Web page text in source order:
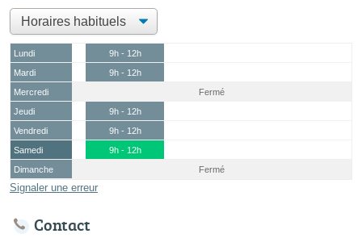
Lundi
9h - 12h
Mardi
9h - 12h
Mercredi
Fermé
Jeudi
9h - 12h
Vendredi
9h - 12h
Samedi
9h - 12h
Dimanche
Fermé
Signaler une erreur
Contact